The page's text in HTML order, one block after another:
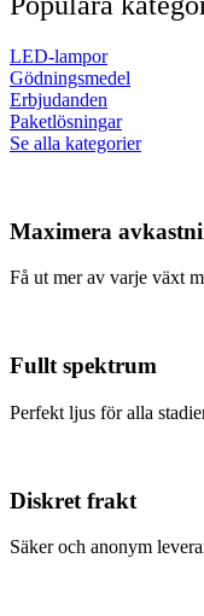
LED-lampor
Gödningsmedel
Erbjudanden
Paketlösningar
Se alla kategorier
Maximera
Få ut mer av varje växt
Fullt spektrum
Perfekt ljus för alla
Diskret frakt
Säker och anonym